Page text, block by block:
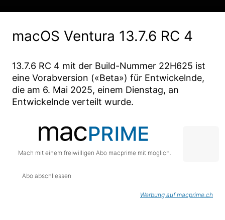
macOS Ventura 13.7.6 RC 4
13.7.6 RC 4 mit der Build-Nummer 22H625 ist
eine Vorabversion («Beta») für Entwickelnde,
die am 6. Mai 2025, einem Dienstag, an
Entwickelnde verteilt wurde.
Mach mit einem freiwilligen Abo macprime mit möglich.
Abo abschliessen
Werbung auf macprime.ch